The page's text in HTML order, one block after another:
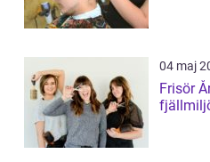
04 maj
Frisör Åre professionell